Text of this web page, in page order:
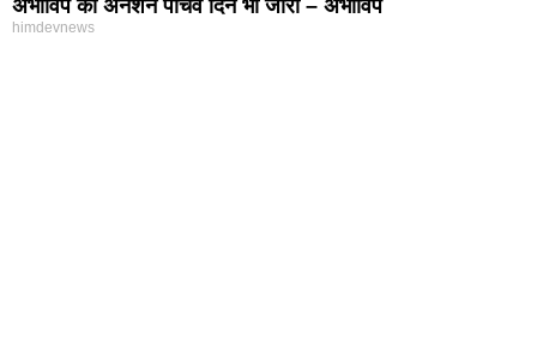
अभाविप का अनशन पांचवें दिन भी जारी – अभाविप
himdevnews